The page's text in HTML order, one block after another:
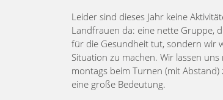
Leider sind dieses Jahr keine
Landfrauen da: eine nette Gruppe,
für die Gesundheit tut, sondern wir
Situation zu machen. Wir lassen
montags beim Turnen (mit
eine große Bedeutung.